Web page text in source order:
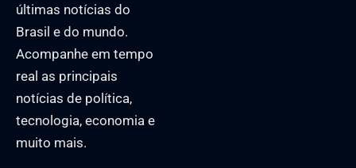
últimas notícias do
Brasil e do mundo.
Acompanhe em tempo
real as principais
notícias de política,
tecnologia, economia e
muito mais.